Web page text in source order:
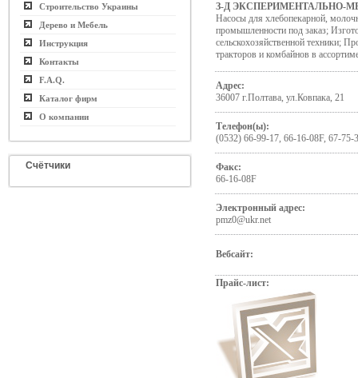
Строительство Украины
Дерево и Мебель
Инструкция
Контакты
F.A.Q.
Каталог фирм
О компании
Счётчики
З-Д ЭКСПЕРИМЕНТАЛЬНО-
Насосы для хлебопекарной,
промышленности под заказ;
сельскохозяйственной техники;
тракторов и комбайнов в
Адрес:
36007 г.Полтава, ул.Ковпака, 21
Телефон(ы):
(0532) 66-99-17, 66-16-08F, 67-75-
Факс:
66-16-08F
Электронный адрес:
pmz0@ukr.net
Вебсайт:
Прайс-лист: